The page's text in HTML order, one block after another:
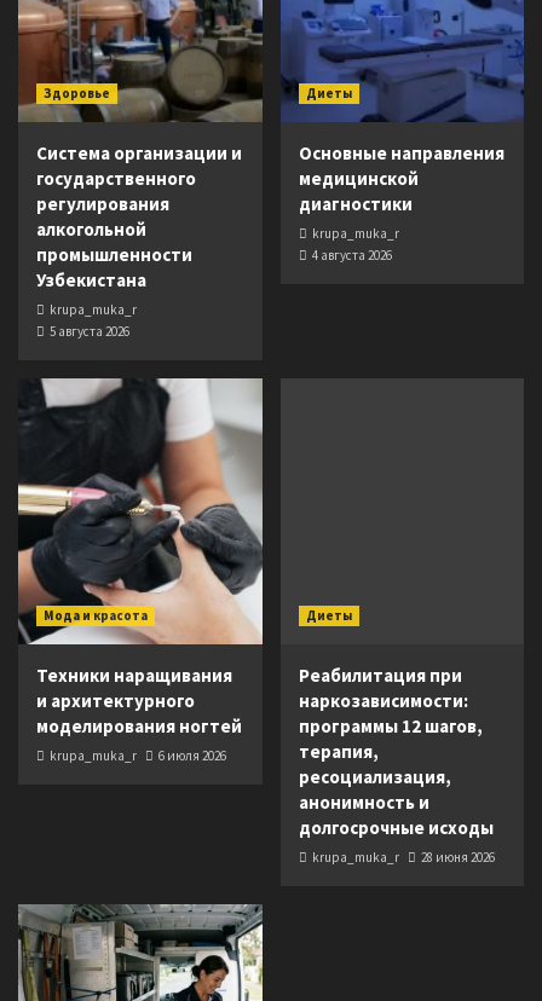
Здоровье
Система организации и
государственного
регулирования
алкогольной
промышленности
Узбекистана
krupa_muka_r
5 августа 2026
Диеты
Основные направления
медицинской
диагностики
krupa_muka_r
4 августа 2026
Мода и красота
Техники наращивания
и архитектурного
моделирования ногтей
krupa_muka_r 6 июля 2026
Диеты
Реабилитация при
наркозависимости:
программы 12 шагов,
терапия,
ресоциализация,
анонимность и
долгосрочные исходы
krupa_muka_r 28 июня 2026